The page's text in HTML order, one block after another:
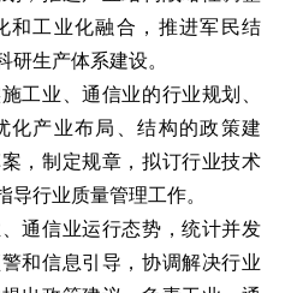
和工业化融合，推进军民结
研生产体系建设。
业、通信业的行业规划、
化产业布局、结构的政策建
，制定规章，拟订行业技术
导行业质量管理工作。
信业运行态势，统计并发
和信息引导，协调解决行业